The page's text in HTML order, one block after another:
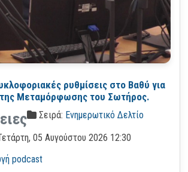
ρυθμίσεις στο Βαθύ για
Μεταμόρφωσης του Σωτήρος.
Σειρά: Ενημερωτικό Δελτίο
05 Αυγούστου 2026 12:30
podcast